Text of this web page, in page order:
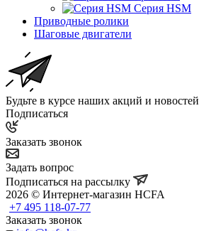
Серия HSM
Приводные ролики
Шаговые двигатели
Будьте в курсе наших акций и новостей
Подписаться
Заказать звонок
Задать вопрос
Подписаться на рассылку
2026 © Интернет-магазин HCFA
+7 495 118-07-77
Заказать звонок